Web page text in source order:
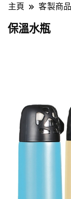
主頁 客製商品
保溫水瓶